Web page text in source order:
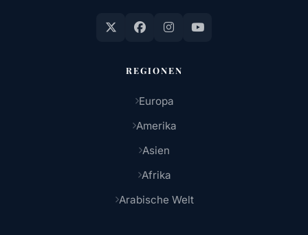
REGIONEN
Europa
Amerika
Asien
Afrika
Arabische Welt